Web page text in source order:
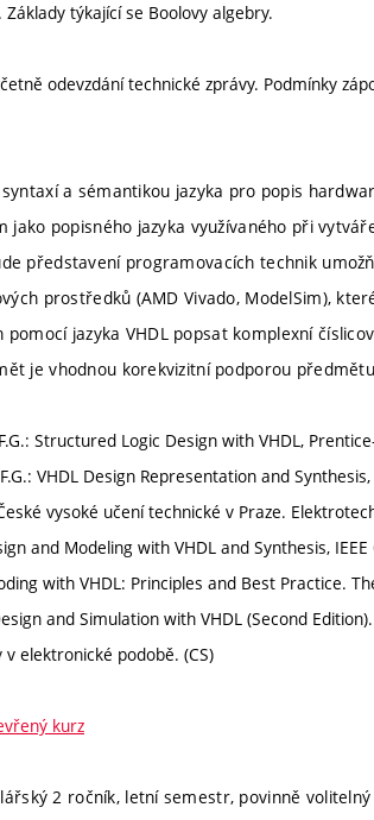
týkající se Boolovy algebry.
odevzdání technické zprávy. Podmínky
a sémantikou jazyka pro popis
jako popisného jazyka využívaného při
představení programovacích technik
prostředků (AMD Vivado, ModelSim),
pomocí jazyka VHDL popsat komplexní
je vhodnou korekvizitní podporou předmětu
Structured Logic Design with VHDL,
VHDL Design Representation and
vysoké učení technické v Praze.
and Modeling with VHDL and Synthesis,
with VHDL: Principles and Best Practice.
and Simulation with VHDL (Second
elektronické podobě. (CS)
kurz
2 ročník, letní semestr, povinně volitelný